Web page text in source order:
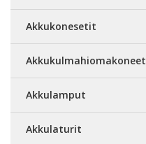
Akkukonesetit
Akkukulmahiomakoneet
Akkulamput
Akkulaturit